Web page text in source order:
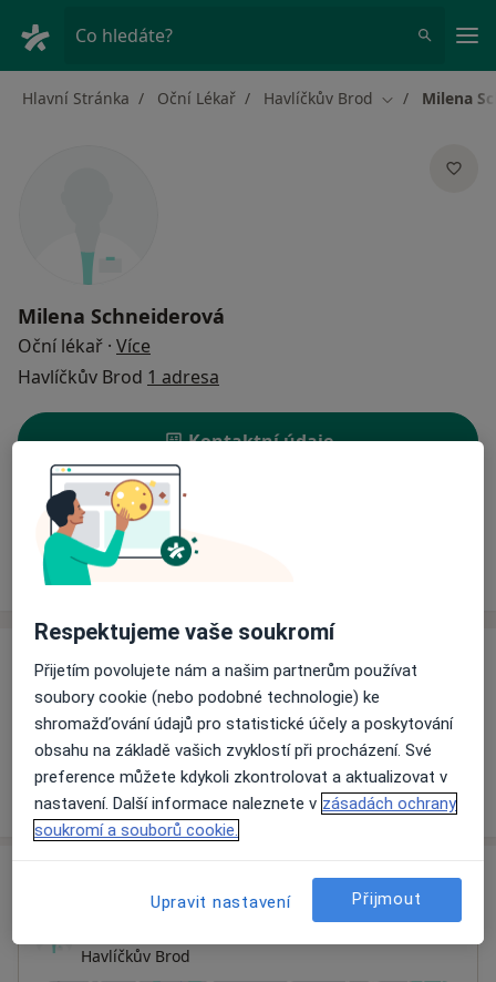
Co hledáte?
Hlavní Stránka Oční Lékař Havlíčkův Brod Změna města
Milena
Milena Schneiderová
Oční lékař · Více
Havlíčkův Brod 1 adresa
Kontaktní údaje
Rezervovat termín
Ceník
Ceník
Informace o službách a cenách nejsou k dispozici
Tento specialista ještě nepřidával žádné informace o
svých službách.
Havlíčkův Brod
Respektujeme vaše soukromí
Přijetím povolujete nám a našim partnerům používat
soubory cookie (nebo podobné technologie) ke
shromažďování údajů pro statistické účely a poskytování
obsahu na základě vašich zvyklostí při procházení. Své
preference můžete kdykoli zkontrolovat a aktualizovat v
nastavení. Další informace naleznete v zásadách ochrany
soukromí a souborů cookie.
Upravit nastavení Přijmout